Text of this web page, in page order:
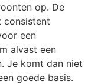
op. De
consistent
een
alvast een
Je komt dan niet
goede basis.